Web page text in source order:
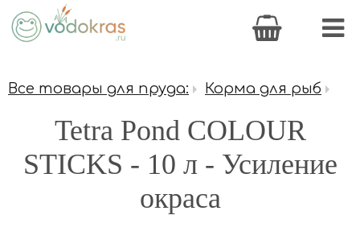
Все товары для пруда: Корма для рыб
Tetra Pond COLOUR
STICKS - 10 л - Усиление
окраса